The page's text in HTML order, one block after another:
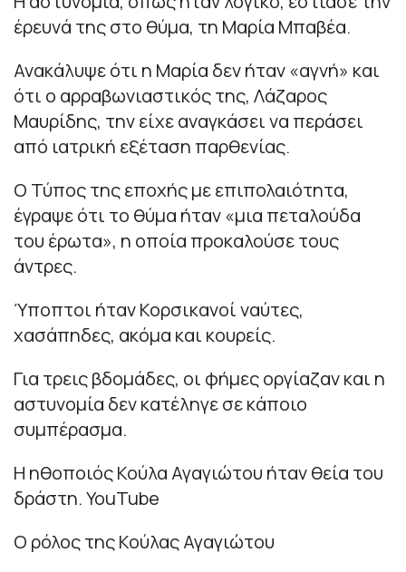
έρευνά της στο θύμα, τη Μαρία Μπαβέα.
Ανακάλυψε ότι η Μαρία δεν ήταν «αγνή» και
ότι ο αρραβωνιαστικός της, Λάζαρος
Μαυρίδης, την είχε αναγκάσει να περάσει
από ιατρική εξέταση παρθενίας.
Ο Τύπος της εποχής με επιπολαιότητα,
έγραψε ότι το θύμα ήταν «μια πεταλούδα
του έρωτα», η οποία προκαλούσε τους
άντρες.
Ύποπτοι ήταν Κορσικανοί ναύτες,
χασάπηδες, ακόμα και κουρείς.
Για τρεις βδομάδες, οι φήμες οργίαζαν και η
αστυνομία δεν κατέληγε σε κάποιο
συμπέρασμα.
Η ηθοποιός Κούλα Αγαγιώτου ήταν θεία του
δράστη. YouTube
Ο ρόλος της Κούλας Αγαγιώτου